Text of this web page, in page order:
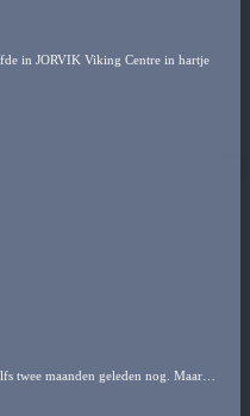
in JORVIK Viking Centre in hartje
twee maanden geleden nog. Maar…